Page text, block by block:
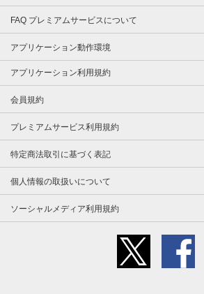
FAQ プレミアムサービスについて
アプリケーション動作環境
アプリケーション利用規約
会員規約
プレミアムサービス利用規約
特定商法取引に基づく表記
個人情報の取扱いについて
ソーシャルメディア利用規約